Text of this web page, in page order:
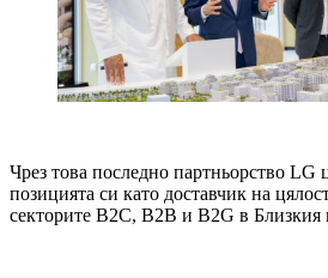
Чрез това последно партньорство LG
позицията си като доставчик на
секторите B2C, B2B и B2G в Близкия